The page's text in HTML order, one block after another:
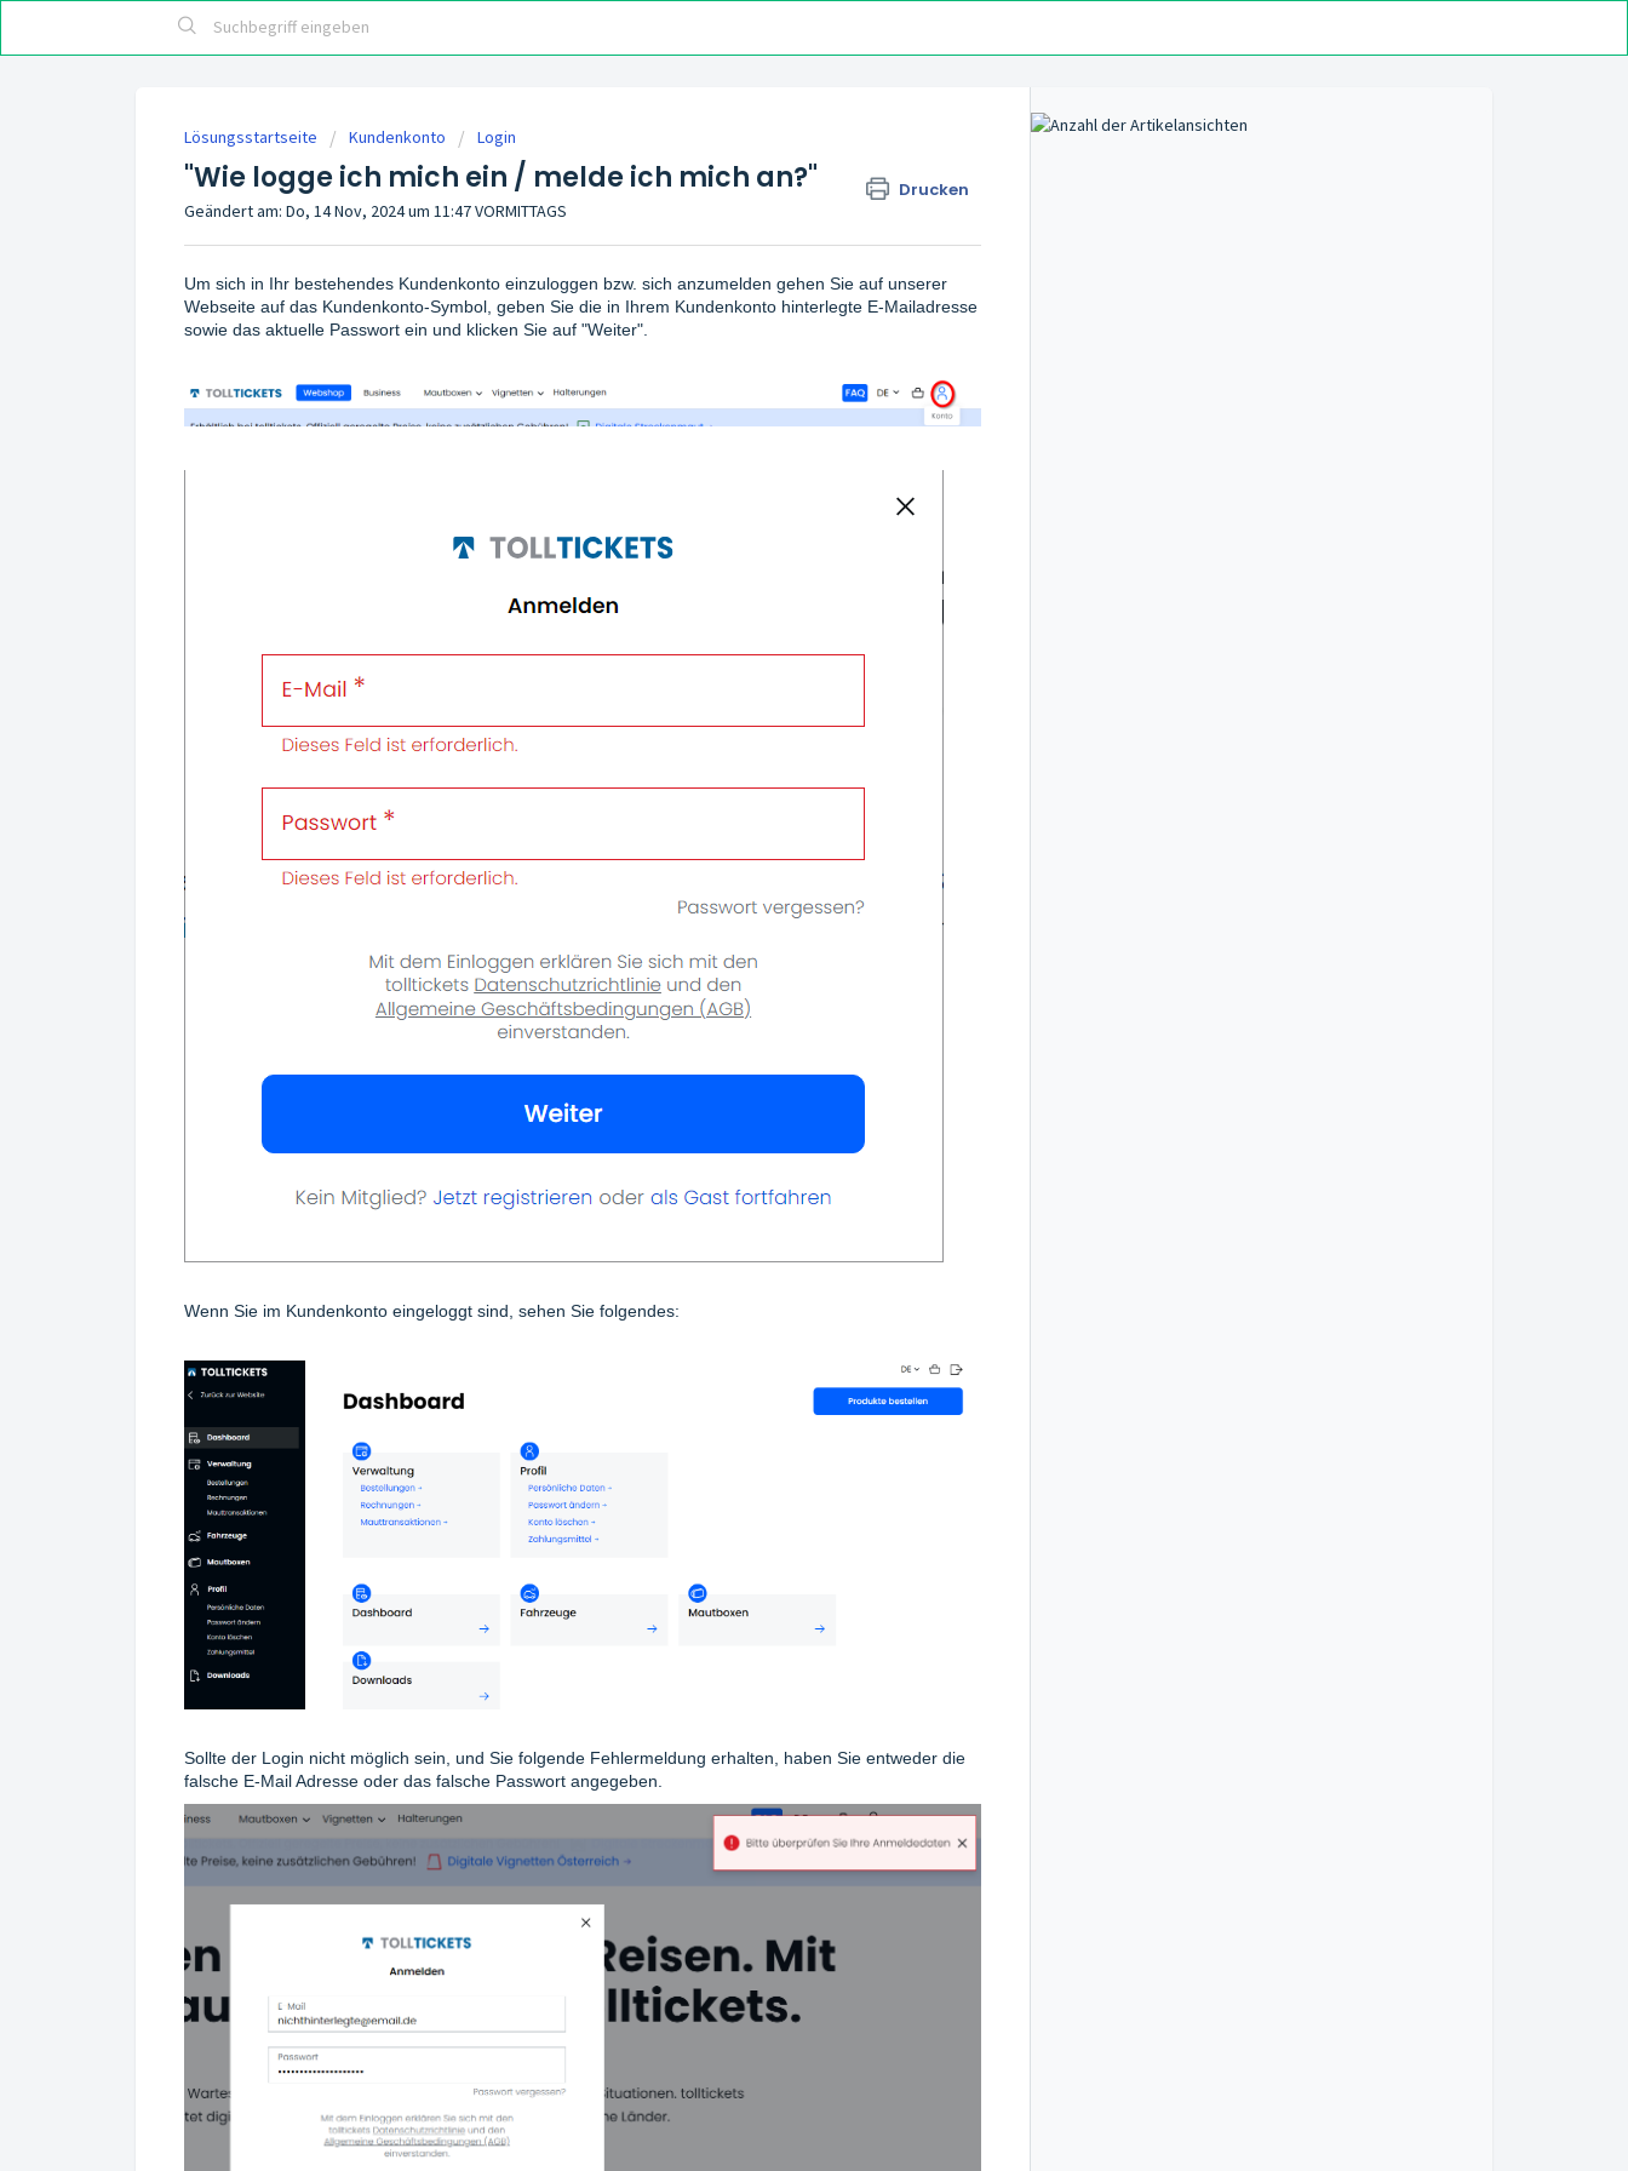
Lösungsstartseite Kundenkonto Login
"Wie logge ich mich ein / melde ich mich an?" Drucken
Geändert am: Do, 14 Nov, 2024 um 11:47 VORMITTAGS
Um sich in Ihr bestehendes Kundenkonto einzuloggen bzw. sich anzumelden gehen Sie auf unserer
Webseite auf das Kundenkonto-Symbol, geben Sie die in Ihrem Kundenkonto hinterlegte E-Mailadresse
sowie das aktuelle Passwort ein und klicken Sie auf "Weiter".
Wenn Sie im Kundenkonto eingeloggt sind, sehen Sie folgendes:
Sollte der Login nicht möglich sein, und Sie folgende Fehlermeldung erhalten, haben Sie entweder die
falsche E-Mail Adresse oder das falsche Passwort angegeben.